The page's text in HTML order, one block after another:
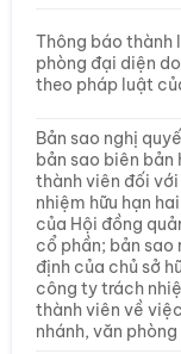
Thông báo thành
phòng đại diện
theo pháp luật
Bản sao nghị
bản sao biên bản
thành viên đối
nhiệm hữu hạn
của Hội đồng
cổ phần; bản
định của chủ sở
công ty trách
thành viên về
nhánh, văn